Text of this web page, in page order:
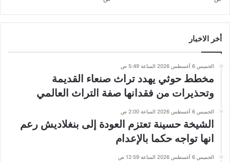
أخر الاخبار
الخميس 6 أغسطس 2026 الساعة 5:49 ص
مخطط حوثي يهدد تراث صنعاء القديمة
وتحذيرات من فقدانها صفة التراث العالمي
الخميس 6 أغسطس 2026 الساعة 2:00 ص
الشيخة حسينة تعتزم العودة إلى بنغلاديش رعم
انها تواجه حكما بالإعدام
الخميس 6 أغسطس 2026 الساعة 12:59 ص